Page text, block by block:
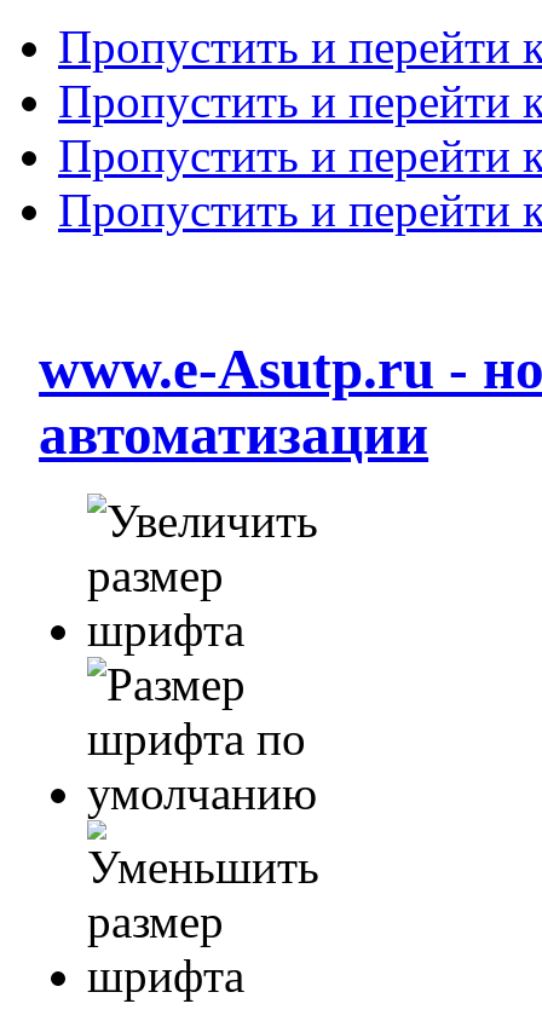
Пропустить и перейти
Пропустить и перейти
Пропустить и перейти
Пропустить и перейти
www.e-Asutp.ru -
автоматизации